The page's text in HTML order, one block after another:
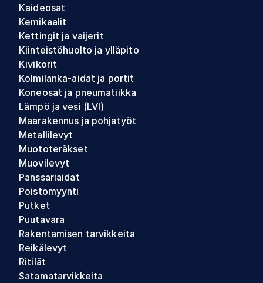
Kaideosat
Kemikaalit
Kettingit ja vaijerit
Kiinteistöhuolto ja ylläpito
Kivikorit
Kolmilanka-aidat ja portit
Koneosat ja pneumatiikka
Lämpö ja vesi (LVI)
Maarakennus ja pohjatyöt
Metallilevyt
Muototeräkset
Muovilevyt
Panssariaidat
Poistomyynti
Putket
Puutavara
Rakentamisen tarvikkeita
Reikälevyt
Ritilät
Satamatarvikkeita